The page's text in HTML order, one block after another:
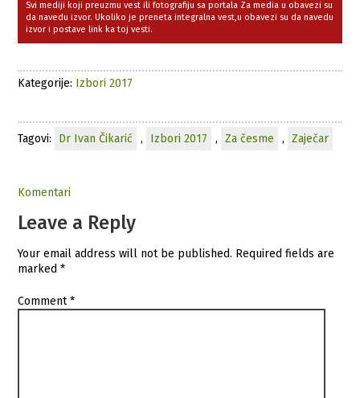
Svi mediji koji preuzmu vest ili fotografiju sa portala Za media u obavezi su
da navedu izvor. Ukoliko je preneta integralna vest,u obavezi su da navedu
izvor i postave link ka toj vesti.
Kategorije: Izbori 2017
Tagovi: Dr Ivan Čikarić , Izbori 2017 , Za česme , Zaječar
Komentari
Leave a Reply
Your email address will not be published. Required fields are
marked*
Comment*